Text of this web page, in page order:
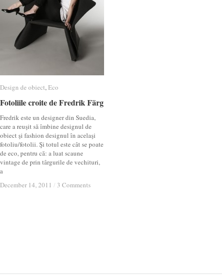
Design de obiect,Eco
Fotoliile croite de Fredrik Färg
Fredrik este un designer din Suedia,
care a reuşit să îmbine designul de
obiect şi fashion designul în acelaşi
fotoliu/fotolii. Şi totul este cât se poate
de eco, pentru că: a luat scaune
vintage de prin târgurile de vechituri,
a
December 14, 2011 / 3 Comments
Design de obiect Eco
Fotoliile croite de Fredrik Färg
December 14, 2011 / 3 Comments